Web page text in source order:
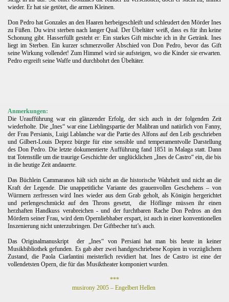
wieder. Er hat sie getötet, die armen Kleinen.
Don Pedro hat Gonzales an den Haaren herbeigeschleift und schleudert den Mörder Ines
zu Füßen. Du wirst sterben nach langer Qual. Der Übeltäter weiß, dass es für ihn keine
Schonung gibt. Hasserfüllt gesteht er: Ein starkes Gift mischte ich in ihr Getränk. Ines
liegt im Sterben. Ein kurzer schmerzvoller Abschied von Don Pedro, bevor das Gift
seine Wirkung vollendet! Zum Himmel wird sie aufsteigen, wo die Kinder sie erwarten.
Pedro ergreift seine Waffe und durchbohrt den Übeltäter.
Anmerkungen:
Die Uraufführung war ein glänzender Erfolg, der sich auch in der folgenden Zeit
wiederholte. Die „Ines“ war eine Lieblingspartie der Malibran und natürlich von Fanny,
der Frau Persianis, Luigi Lablanche war die Partie des Alfons auf den Leib geschrieben
und Gilbert-Louis Deprez bürgte für eine sensible und temperamentvolle Darstellung
des Don Pedro. Die letzte dokumentierte Aufführung fand 1851 in Malaga statt. Dann
trat Totenstille um die traurige Geschichte der unglücklichen „Ines de Castro“ ein, die bis
in die heutige Zeit andauerte.
Das Büchlein Cammaranos hält sich nicht an die historische Wahrheit und nicht an die
Kraft der Legende. Die unappetitliche Variante des grauenvollen Geschehens – von
Würmern zerfressen wird Ines wieder aus dem Grab geholt, als Königin hergerichtet
und perlengeschmückt auf den Throns gesetzt,
die Höflinge müssen ihr einen
herzhaften Handkuss verabreichen - und der furchtbaren Rache Don Pedros an den
Mördern seiner Frau, wird dem Opernliebhaber erspart, ist auch in einer konventionellen
Inszenierung nicht unterzubringen. Der Giftbecher tut’s auch.
Das Originalmanuskript
der „Ines“ von Persiani hat man bis heute in keiner
Musikbibliothek gefunden. Es gab aber zwei handgeschriebene Kopien in vorzüglichem
Zustand, die Paola Ciarlantini meisterlich revidiert hat. Ines de Castro ist eine der
vollendetsten Opern, die für das Musiktheater komponiert wurden.
***
musirony 2005 – Engelbert Hellen